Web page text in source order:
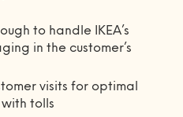
to handle IKEA’s
in the customer’s
visits for optimal
with tolls